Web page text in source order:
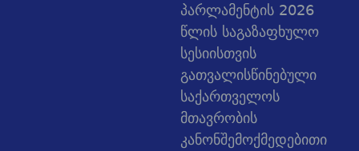
პარლამენტის 2026
წლის საგაზაფხულო
სესიისთვის
გათვალისწინებული
საქართველოს
მთავრობის
კანონშემოქმედებითი